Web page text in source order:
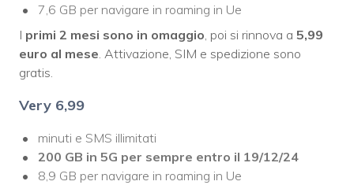
7,6 GB per navigare in roaming in Ue
I primi 2 mesi sono in omaggio, poi si rinnova a 5,99
euro al mese. Attivazione, SIM e spedizione sono
gratis.
Very 6,99
minuti e SMS illimitati
200 GB in 5G per sempre entro il 19/12/24
8,9 GB per navigare in roaming in Ue